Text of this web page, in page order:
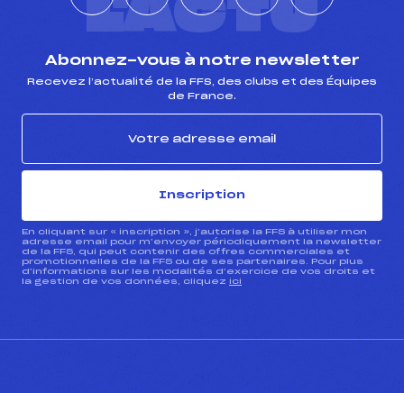
L'ACTU
Abonnez-vous à notre newsletter
Recevez l’actualité de la FFS, des clubs et des Équipes
de France.
Inscription
En cliquant sur « inscription », j’autorise la FFS à utiliser mon
adresse email pour m’envoyer périodiquement la newsletter
de la FFS, qui peut contenir des offres commerciales et
promotionnelles de la FFS ou de ses partenaires. Pour plus
d’informations sur les modalités d’exercice de vos droits et
la gestion de vos données, cliquez ici